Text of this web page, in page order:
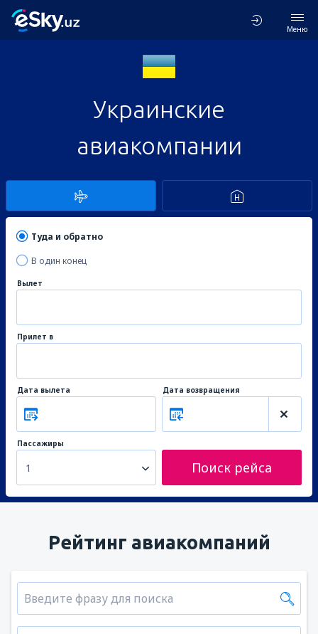
Меню
Украинские
авиакомпании
Туда и обратно
В один конец
Вылет
Прилет в
Дата вылета Дата возвращения
Пассажиры
1 Поиск рейса
Рейтинг авиакомпаний